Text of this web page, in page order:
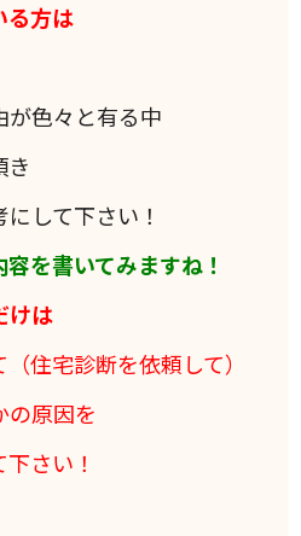
方は
が色々と有る中
き
して下さい！
を書いてみますね！
けは
住宅診断を依頼して）
の原因を
さい！